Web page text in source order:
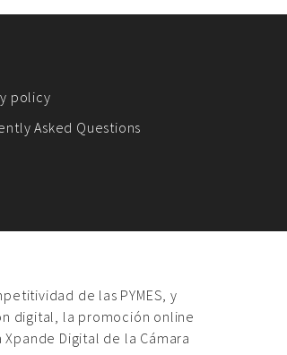
policy
Asked Questions
de las PYMES, y
digital, la promoción online
Digital de la Cámara